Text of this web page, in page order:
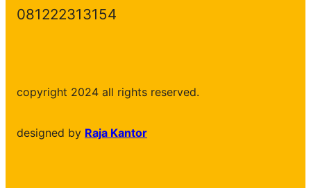
081222313154
copyright 2024 all rights reserved.
designed by Raja Kantor